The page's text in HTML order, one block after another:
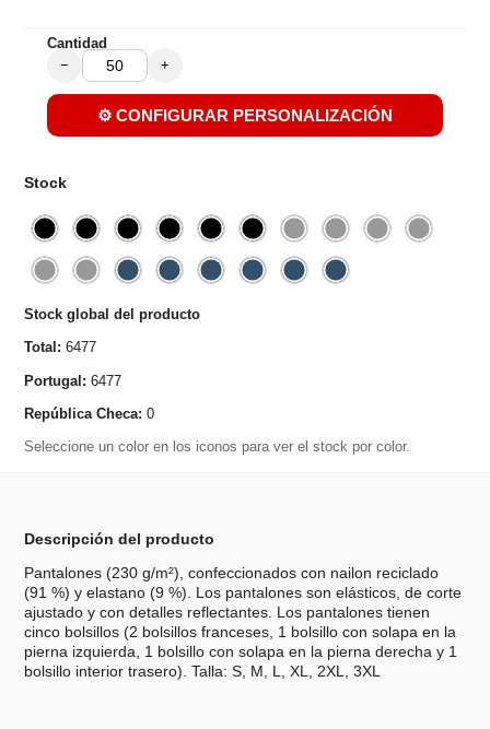
Cantidad
− +
⚙️ CONFIGURAR PERSONALIZACIÓN
Stock
Stock global del producto
Total: 6477
Portugal: 6477
República Checa: 0
Seleccione un color en los iconos para ver el stock por color.
Descripción del producto
Pantalones (230 g/m²), confeccionados con nailon reciclado
(91 %) y elastano (9 %). Los pantalones son elásticos, de corte
ajustado y con detalles reflectantes. Los pantalones tienen
cinco bolsillos (2 bolsillos franceses, 1 bolsillo con solapa en la
pierna izquierda, 1 bolsillo con solapa en la pierna derecha y 1
bolsillo interior trasero). Talla: S, M, L, XL, 2XL, 3XL